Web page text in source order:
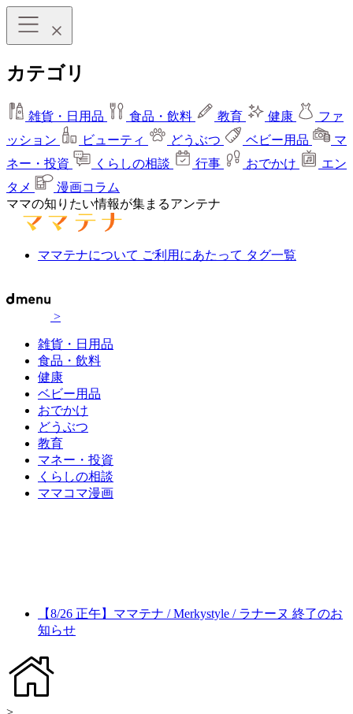
カテゴリ
雑貨・日用品 食品・飲料 教育 健康
ファ
ッション
ビューティ どうぶつ ベビー用品
マ
ネー・投資
くらしの相談 行事 おでかけ
エン
タメ
漫画コラム
ママの知りたい情報が集まるアンテナ
ママテナについて ご利用にあたって タグ一覧
>
雑貨・日用品
食品・飲料
健康
ベビー用品
おでかけ
どうぶつ
教育
マネー・投資
くらしの相談
ママコマ漫画
【8/26 正午】ママテナ / Merkystyle / ラナーヌ 終了のお
知らせ